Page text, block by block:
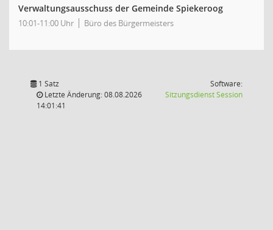
Verwaltungsausschuss der Gemeinde Spiekeroog
10:01-11:00 Uhr Büro des Bürgermeisters
1 Satz
Letzte Änderung: 08.08.2026
14:01:41
Software:
SitzungsdienstSession(Wird in